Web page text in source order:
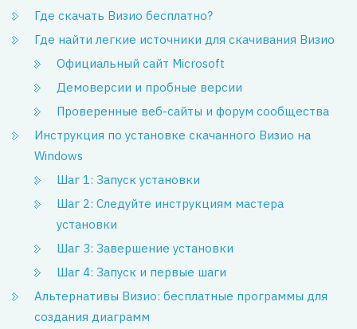
Где скачать Визио бесплатно?
Где найти легкие источники для скачивания Визио
Официальный сайт Microsoft
Демоверсии и пробные версии
Проверенные веб-сайты и форум сообщества
Инструкция по установке скачанного Визио на
Windows
Шаг 1: Запуск установки
Шаг 2: Следуйте инструкциям мастера
установки
Шаг 3: Завершение установки
Шаг 4: Запуск и первые шаги
Альтернативы Визио: бесплатные программы для
создания диаграмм